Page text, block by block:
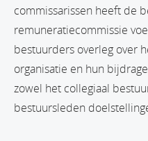
commissarissen heeft de
remuneratiecommissie
bestuurders overleg over
organisatie en hun
zowel het collegiaal
bestuursleden